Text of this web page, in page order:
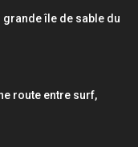
île de sable du
route entre surf,